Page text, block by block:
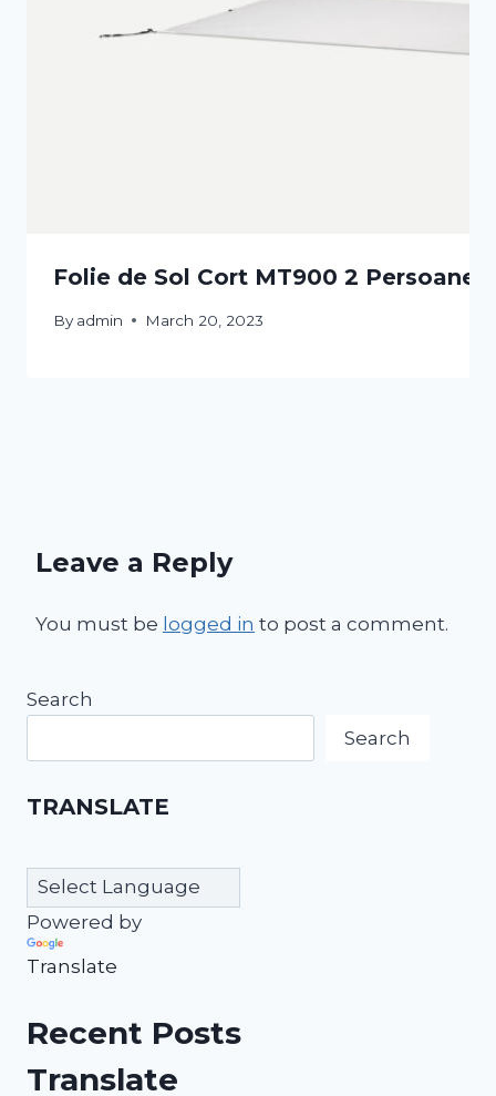
Folie de Sol Cort MT900 2 Persoane
By admin March 20, 2023
Leave a Reply
You must be logged in to post a comment.
Search
Search
TRANSLATE
Powered by
Translate
Recent Posts
Translate